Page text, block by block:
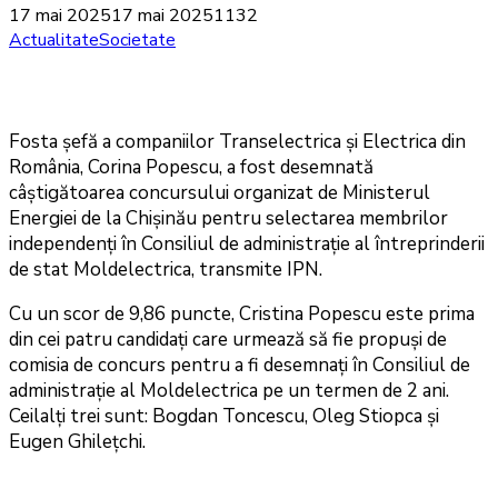
17 mai 202517 mai 20251132
ActualitateSocietate
Fosta șefă a companiilor Transelectrica și Electrica din
România, Corina Popescu, a fost desemnată
câștigătoarea concursului organizat de Ministerul
Energiei de la Chișinău pentru selectarea membrilor
independenți în Consiliul de administrație al întreprinderii
de stat Moldelectrica, transmite IPN.
Cu un scor de 9,86 puncte, Cristina Popescu este prima
din cei patru candidați care urmează să fie propuși de
comisia de concurs pentru a fi desemnați în Consiliul de
administrație al Moldelectrica pe un termen de 2 ani.
Ceilalți trei sunt: Bogdan Toncescu, Oleg Stiopca și
Eugen Ghilețchi.